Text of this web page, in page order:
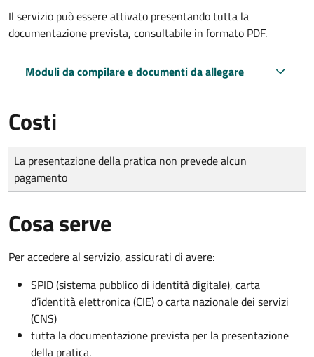
Il servizio può essere attivato presentando tutta la
documentazione prevista, consultabile in formato PDF.
Moduli da compilare e documenti da allegare
Costi
Tipo di pagamento
Importo
La presentazione della pratica non prevede alcun
pagamento
Cosa serve
Per accedere al servizio, assicurati di avere:
SPID (sistema pubblico di identità digitale), carta
d’identità elettronica (CIE) o carta nazionale dei servizi
(CNS)
tutta la documentazione prevista per la presentazione
della pratica.